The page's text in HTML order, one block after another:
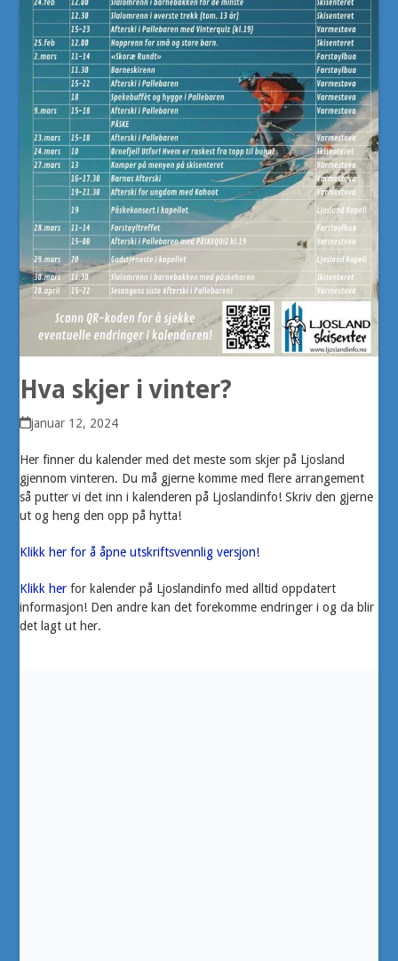
Hva skjer i vinter?
januar 12, 2024
Her finner du kalender med det meste som skjer på Ljosland
gjennom vinteren. Du må gjerne komme med flere arrangement
så putter vi det inn i kalenderen på Ljoslandinfo! Skriv den gjerne
ut og heng den opp på hytta!
Klikk her for å åpne utskriftsvennlig versjon!
Klikk her for kalender på Ljoslandinfo med alltid oppdatert
informasjon! Den andre kan det forekomme endringer i og da blir
det lagt ut her.